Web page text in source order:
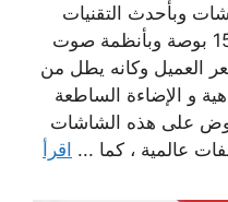
وبأحدث التقنيات
وبأحجام متنوعة تصل 140و 150 بوصة وبأنظمة صوت
العميل وكانه يطل من
و الإضاءة الساطعة
على هذه الشاشات
عالمية ، كما ... اقرأ